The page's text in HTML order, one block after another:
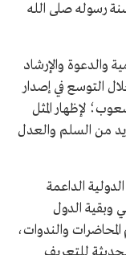
رسوله صلى الله
والدعوة والإرشاد
التوسع في إصدار
لإظهار المثل
من السلم والعدل
الداعمة
وبقية الدول
والندوات،